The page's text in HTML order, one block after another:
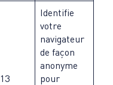
13
Identifie
votre
navigateur
de façon
anonyme
pour